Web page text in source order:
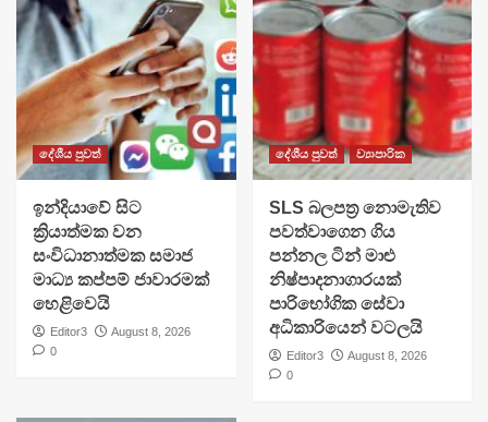
දේශීය පුවත්
​ඉන්දියාවේ සිට
ක්‍රියාත්මක වන
සංවිධානාත්මක සමාජ
මාධ්‍ය කප්පම් ජාවාරමක්
හෙළිවෙයි
Editor3
August 8, 2026
0
දේශීය පුවත් ව්‍යාපාරික
SLS බලපත්‍ර නොමැතිව
පවත්වාගෙන ගිය
පන්නල ටින් මාළු
නිෂ්පාදනාගාරයක්
පාරිභෝගික සේවා
අධිකාරියෙන් වටලයි
Editor3
August 8, 2026
0